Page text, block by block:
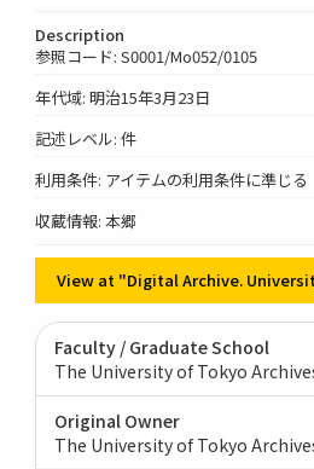
Description
参照コード: S0001/Mo052/0105
年代域: 明治15年3月23日
記述レベル: 件
利用条件: アイテムの利用条件に準じる
収蔵情報: 本郷
View at "Digital Archive.
Faculty / Graduate School
The University of Tokyo
Original Owner
The University of Tokyo